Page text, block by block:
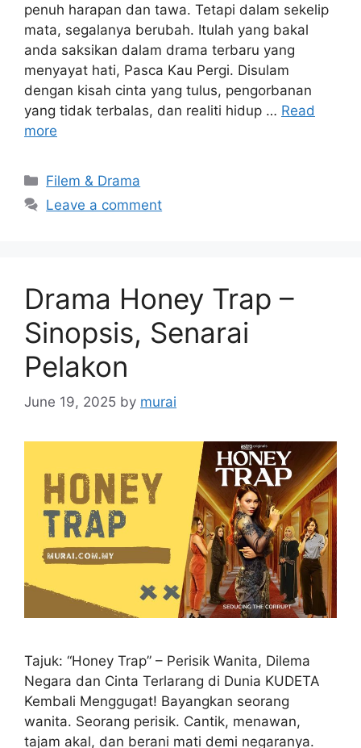
penuh harapan dan tawa. Tetapi dalam sekelip
mata, segalanya berubah. Itulah yang bakal
anda saksikan dalam drama terbaru yang
menyayat hati, Pasca Kau Pergi. Disulam
dengan kisah cinta yang tulus, pengorbanan
yang tidak terbalas, dan realiti hidup … Read
more
Categories
Filem & Drama
Leave a comment
Drama Honey Trap –
Sinopsis, Senarai
Pelakon
June 19, 2025 by murai
Tajuk: “Honey Trap” – Perisik Wanita, Dilema
Negara dan Cinta Terlarang di Dunia KUDETA
Kembali Menggugat! Bayangkan seorang
wanita. Seorang perisik. Cantik, menawan,
tajam akal, dan berani mati demi negaranya.